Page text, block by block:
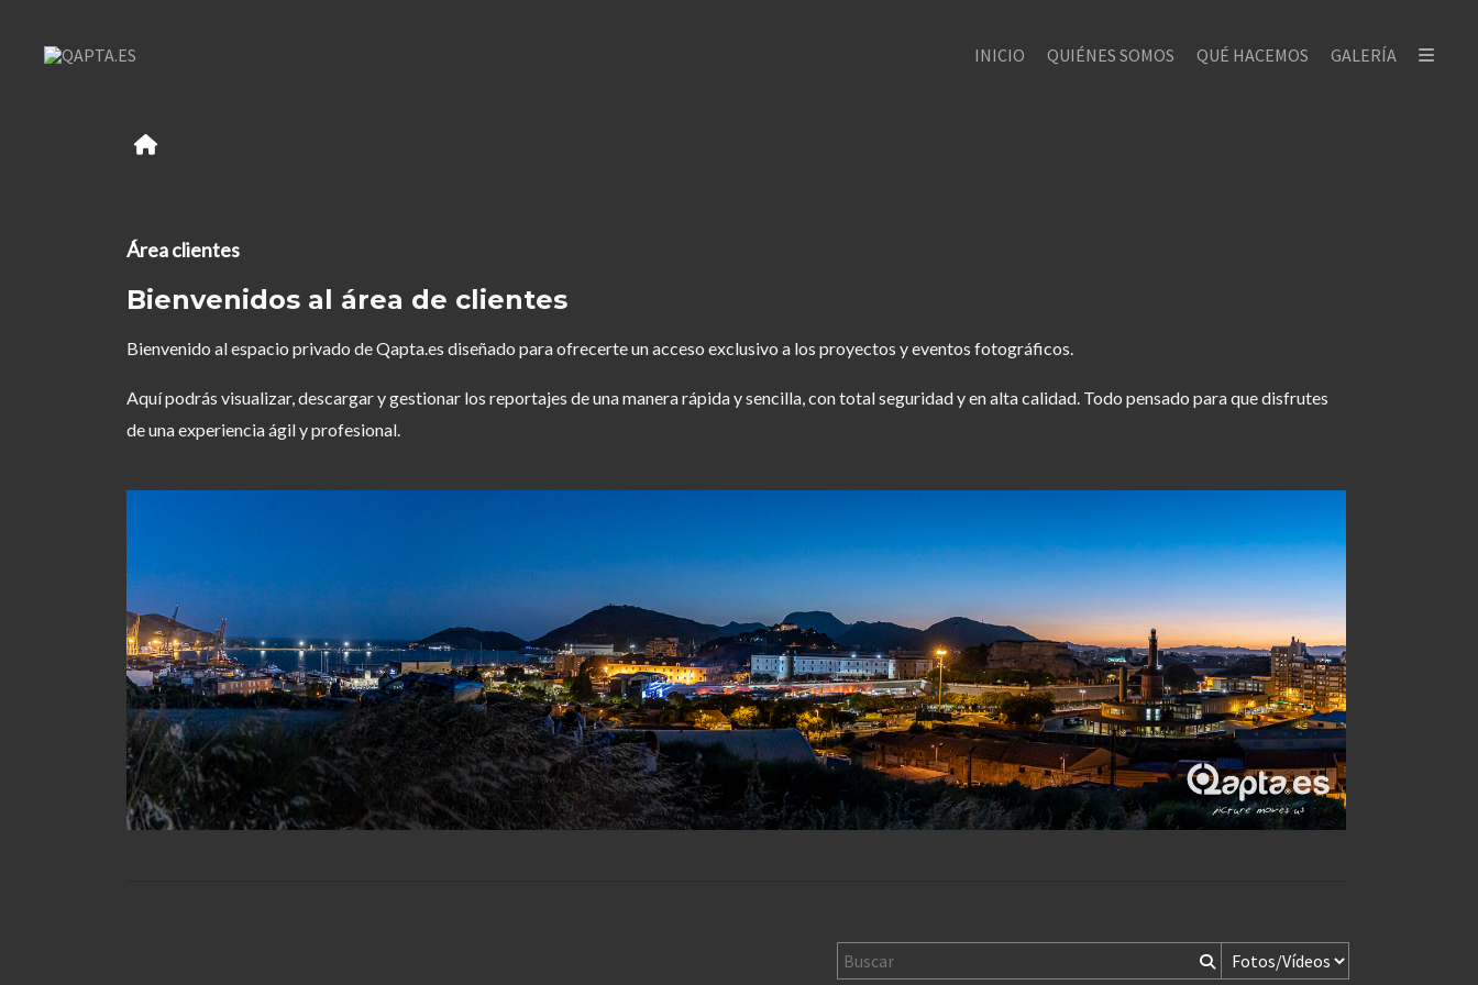
INICIO QUIÉNES SOMOS QUÉ HACEMOS GALERÍA
Área clientes
Bienvenidos al área de clientes
Bienvenido al espacio privado de Qapta.es diseñado para ofrecerte un acceso exclusivo a los proyectos y eventos fotográficos.
Aquí podrás visualizar, descargar y gestionar los reportajes de una manera rápida y sencilla, con total seguridad y en alta calidad. Todo pensado para que disfrutes
de una experiencia ágil y profesional.